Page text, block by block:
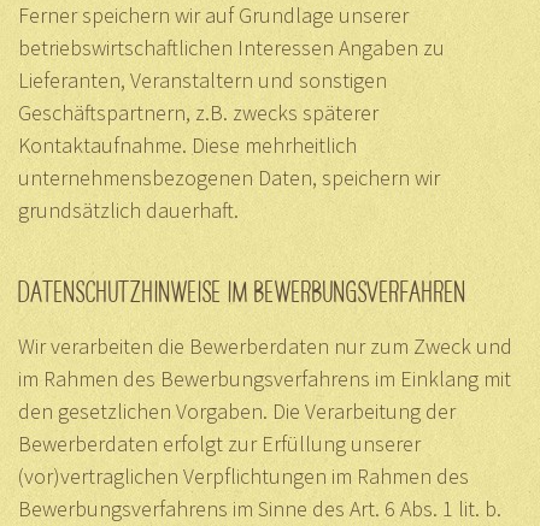
Ferner speichern wir auf Grundlage unserer
betriebswirtschaftlichen Interessen Angaben zu
Lieferanten, Veranstaltern und sonstigen
Geschäftspartnern, z.B. zwecks späterer
Kontaktaufnahme. Diese mehrheitlich
unternehmensbezogenen Daten, speichern wir
grundsätzlich dauerhaft.
DATENSCHUTZHINWEISE IM BEWERBUNGSVERFAHREN
Wir verarbeiten die Bewerberdaten nur zum Zweck und
im Rahmen des Bewerbungsverfahrens im Einklang mit
den gesetzlichen Vorgaben. Die Verarbeitung der
Bewerberdaten erfolgt zur Erfüllung unserer
(vor)vertraglichen Verpflichtungen im Rahmen des
Bewerbungsverfahrens im Sinne des Art. 6 Abs. 1 lit. b.